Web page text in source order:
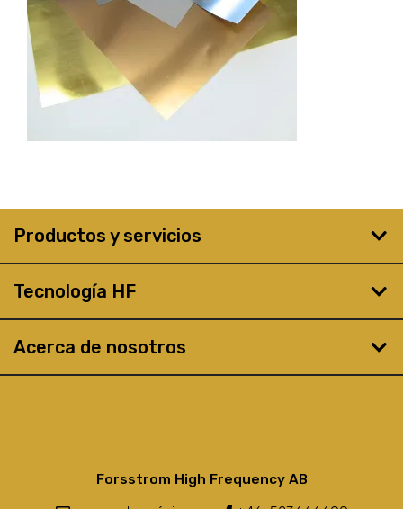
Productos y servicios
Tecnología HF
Acerca de nosotros
Forsstrom High Frequency AB